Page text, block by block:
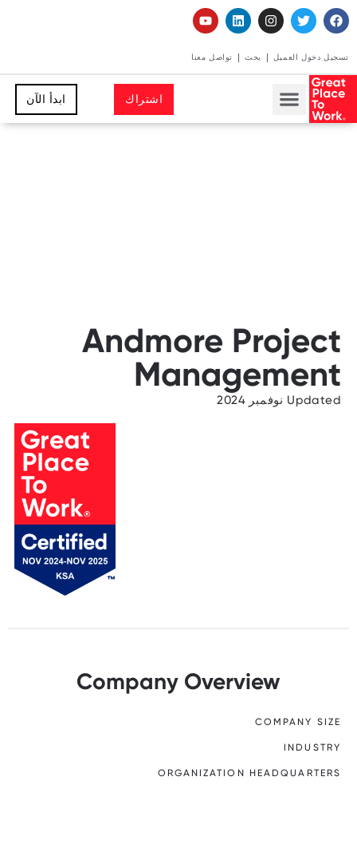
تسجيل دخول العميل بحث تواصل معنا
اشتراك ابدأ الآن
Andmore Project
Management
Updated نوفمبر 2024
Company Overview
COMPANY SIZE
INDUSTRY
ORGANIZATION HEADQUARTERS